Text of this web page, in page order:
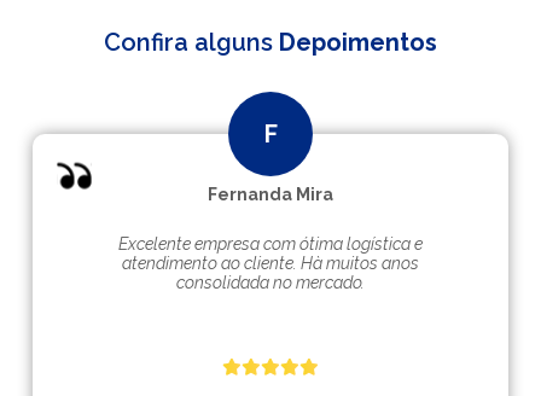
Confira alguns Depoimentos
Fernanda Mira
Excelente empresa com ótima logística e
atendimento ao cliente. Hà muitos anos
consolidada no mercado.